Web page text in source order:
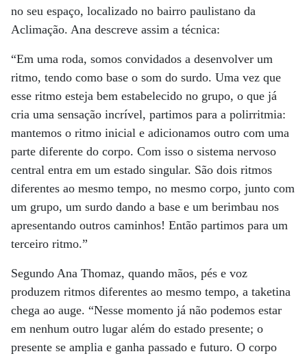
no seu espaço, localizado no bairro paulistano da
Aclimação. Ana descreve assim a técnica:
“Em uma roda, somos convidados a desenvolver um
ritmo, tendo como base o som do surdo. Uma vez que
esse ritmo esteja bem estabelecido no grupo, o que já
cria uma sensação incrível, partimos para a polirritmia:
mantemos o ritmo inicial e adicionamos outro com uma
parte diferente do corpo. Com isso o sistema nervoso
central entra em um estado singular. São dois ritmos
diferentes ao mesmo tempo, no mesmo corpo, junto com
um grupo, um surdo dando a base e um berimbau nos
apresentando outros caminhos! Então partimos para um
terceiro ritmo.”
Segundo Ana Thomaz, quando mãos, pés e voz
produzem ritmos diferentes ao mesmo tempo, a taketina
chega ao auge. “Nesse momento já não podemos estar
em nenhum outro lugar além do estado presente; o
presente se amplia e ganha passado e futuro. O corpo